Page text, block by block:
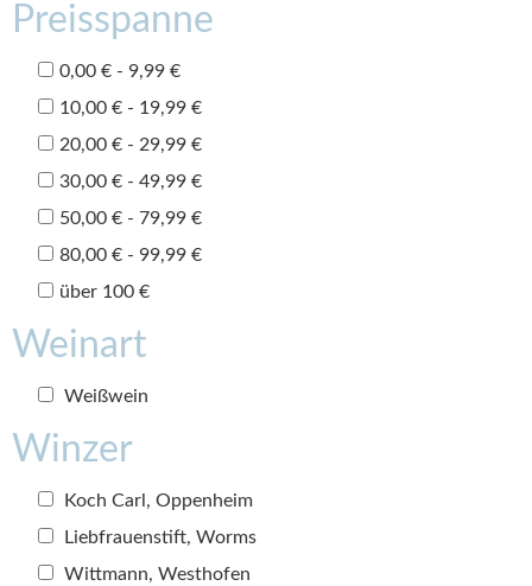
Preisspanne
0,00 € - 9,99 €
10,00 € - 19,99 €
20,00 € - 29,99 €
30,00 € - 49,99 €
50,00 € - 79,99 €
80,00 € - 99,99 €
über 100 €
Weinart
Weißwein
Winzer
Koch Carl, Oppenheim
Liebfrauenstift, Worms
Wittmann, Westhofen